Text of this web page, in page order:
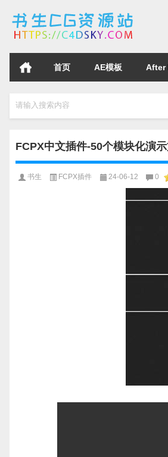
首页 AE模板 After
请输入搜索内容
FCPX中文插件-50个模块化演
书生 FCPX插件 24-06-12 0